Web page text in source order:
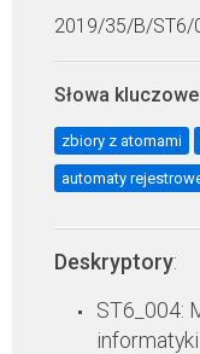
2019/35/B/ST6/
Słowa kluczowe
zbiory z atomami
automaty
Deskryptory:
ST6_004: